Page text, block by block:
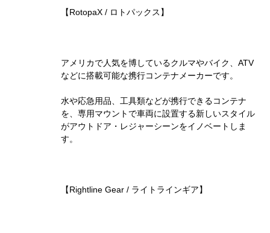
【RotopaX / ロトパックス】
アメリカで人気を博しているクルマやバイク、ATV
などに搭載可能な携行コンテナメーカーです。
水や応急用品、工具類などが携行できるコンテナ
を、専用マウントで車両に設置する新しいスタイル
がアウトドア・レジャーシーンをイノベートしま
す。
【Rightline Gear / ライトラインギア】